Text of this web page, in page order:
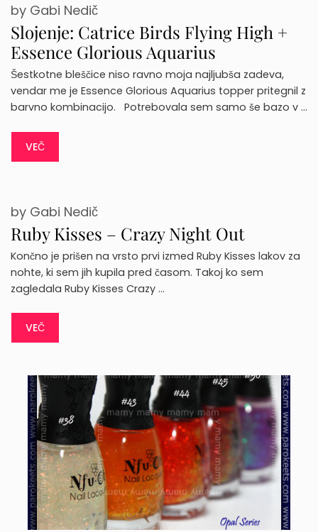
Slojenje: Catrice Birds Flying High +
Essence Glorious Aquarius
by Gabi Nedič
Šestkotne bleščice niso ravno moja najljubša zadeva,
vendar me je Essence Glorious Aquarius topper pritegnil z
barvno kombinacijo. Potrebovala sem samo še bazo v …
VEČ
Ruby Kisses – Crazy Night Out
by Gabi Nedič
Končno je prišen na vrsto prvi izmed Ruby Kisses lakov za
nohte, ki sem jih kupila pred časom. Takoj ko sem
zagledala Ruby Kisses Crazy …
VEČ